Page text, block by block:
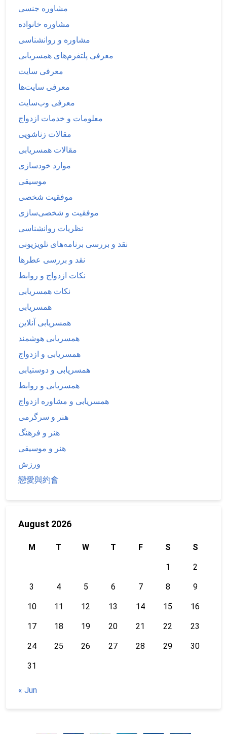
مشاوره جنسی
مشاوره خانواده
مشاوره و روانشناسی
معرفی پلتفرم‌های همسریابی
معرفی سایت
معرفی سایت‌ها
معرفی وب‌سایت
معلومات و خدمات ازدواج
مقالات زناشویی
مقالات همسریابی
موارد خودسازی
موسیقی
موفقیت شخصی
موفقیت و شخصی‌سازی
نظریات روانشناسی
نقد و بررسی برنامه‌های تلویزیونی
نقد و بررسی عطرها
نکات ازدواج و روابط
نکات همسریابی
همسریابی
همسریابی آنلاین
همسریابی هوشمند
همسریابی و ازدواج
همسریابی و دوستیابی
همسریابی و روابط
همسریابی و مشاوره ازدواج
هنر و سرگرمی
هنر و فرهنگ
هنر و موسیقی
ورزش
戀愛與約會
August 2026
M T W T F S S
1 2
3 4 5 6 7 8 9
10 11 12 13 14 15 16
17 18 19 20 21 22 23
24 25 26 27 28 29 30
31
« Jun